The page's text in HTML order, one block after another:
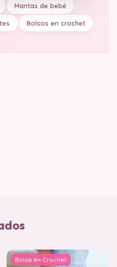
Mantas de bebé
Bolsos en crochet
Bolsa en Crochet